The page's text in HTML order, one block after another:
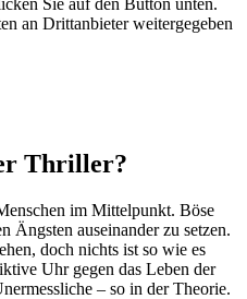
an Drittanbieter weitergegeben
Thriller?
im Mittelpunkt. Böse
Ängsten auseinander zu setzen.
doch nichts ist so wie es
Uhr gegen das Leben der
– so in der Theorie.